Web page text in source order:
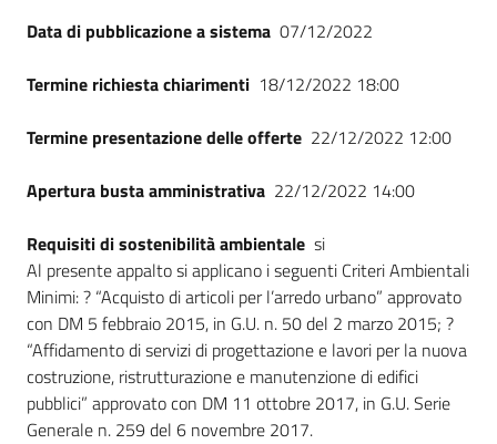
Data di pubblicazione a sistema 07/12/2022
Termine richiesta chiarimenti 18/12/2022 18:00
Termine presentazione delle offerte 22/12/2022 12:00
Apertura busta amministrativa 22/12/2022 14:00
Requisiti di sostenibilità ambientale si
Al presente appalto si applicano i seguenti Criteri Ambientali
Minimi: ? “Acquisto di articoli per l’arredo urbano” approvato
con DM 5 febbraio 2015, in G.U. n. 50 del 2 marzo 2015; ?
“Affidamento di servizi di progettazione e lavori per la nuova
costruzione, ristrutturazione e manutenzione di edifici
pubblici” approvato con DM 11 ottobre 2017, in G.U. Serie
Generale n. 259 del 6 novembre 2017.